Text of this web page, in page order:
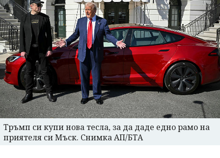
Тръмп си купи нова тесла, за да даде едно рамо на
приятеля си Мъск. Снимка АП/БТА